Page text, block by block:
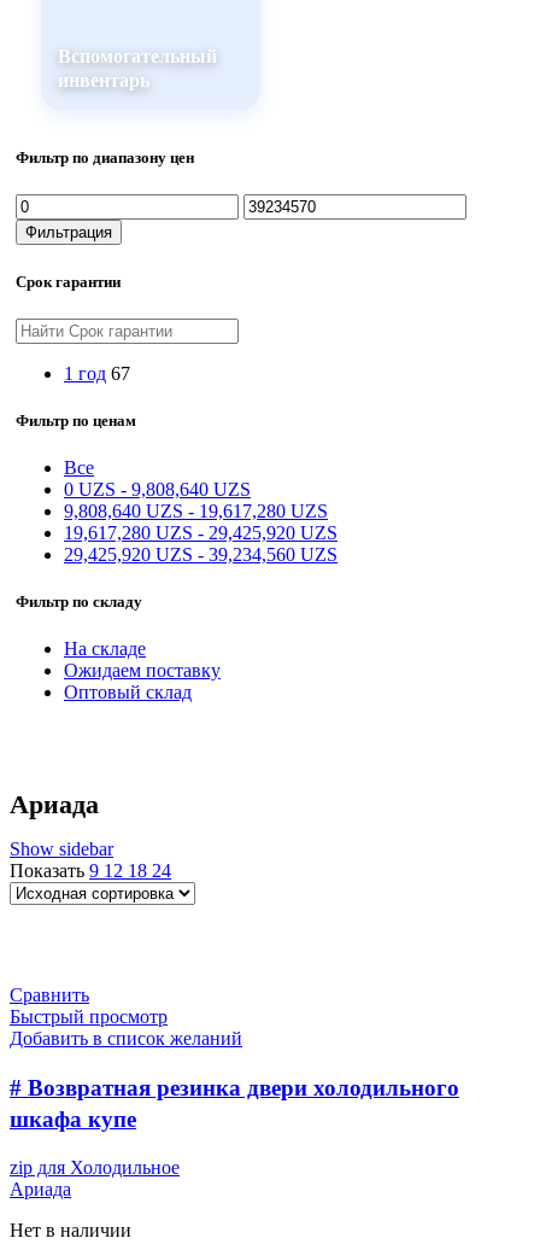
Вспомогательный
инвентарь
Фильтр по диапазону цен
Минимальная
цена
Максимальная
цена
Фильтрация
Срок гарантии
1 год 67
Фильтр по ценам
Все
0 UZS - 9,808,640 UZS
9,808,640 UZS - 19,617,280 UZS
19,617,280 UZS - 29,425,920 UZS
29,425,920 UZS - 39,234,560 UZS
Фильтр по складу
На складе
Ожидаем поставку
Оптовый склад
Ариада
Show sidebar
Показать 9 12 18 24
Сравнить
Быстрый просмотр
Добавить в список желаний
# Возвратная резинка двери холодильного
шкафа купе
zip для Холодильное
Ариада
Нет в наличии